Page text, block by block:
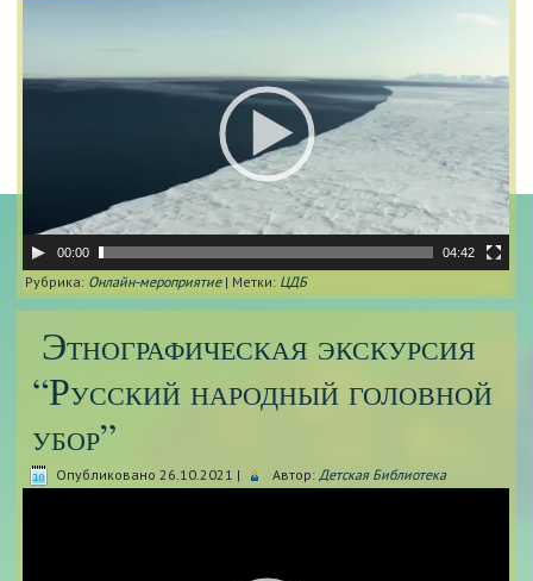
00:00 04:42
Рубрика: Онлайн-мероприятие| Метки: ЦДБ
Этнографическая экскурсия
“Русский народный головной
убор”
Опубликовано 26.10.2021 | Автор: Детская Библиотека